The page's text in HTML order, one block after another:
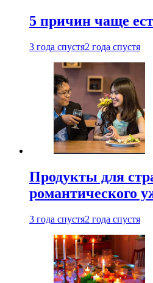
5 причин чаще
3 года спустя2 года спустя
Продукты для
романтического
3 года спустя2 года спустя